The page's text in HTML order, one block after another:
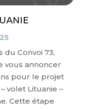
du Convoi 73,
vous annoncer
pour le projet
volet Lituanie –
Cette étape